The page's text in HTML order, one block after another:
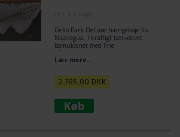
Deko Park DeLuxe hængekøje fra
Nicaragua. I kraftigt tæt-vævet
bomuldsnet med fine
håndfremstillede border og
dekorationer med tværpinde/barre.
udeliv. Hængekøjen for livsstilsnydere
som skal have noget ekstra lækkert
kan tage fart.
Læs mere...
2.785,00 DKK